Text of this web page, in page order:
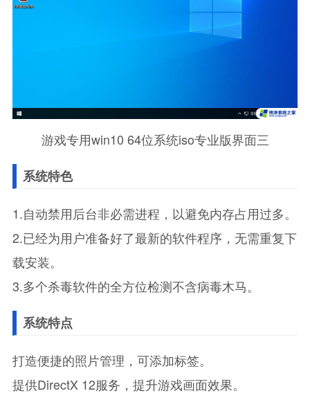
游戏专用win10 64位系统iso专业版界面三
系统特色
1.自动禁用后台非必需进程，以避免内存占用过多。
2.已经为用户准备好了最新的软件程序，无需重复下
载安装。
3.多个杀毒软件的全方位检测不含病毒木马。
系统特点
打造便捷的照片管理，可添加标签。
提供DirectX 12服务，提升游戏画面效果。